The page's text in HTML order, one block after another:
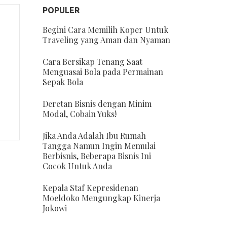
POPULER
Begini Cara Memilih Koper Untuk
Traveling yang Aman dan Nyaman
Cara Bersikap Tenang Saat
Menguasai Bola pada Permainan
Sepak Bola
Deretan Bisnis dengan Minim
Modal, Cobain Yuks!
Jika Anda Adalah Ibu Rumah
Tangga Namun Ingin Memulai
Berbisnis, Beberapa Bisnis Ini
Cocok Untuk Anda
Kepala Staf Kepresidenan
Moeldoko Mengungkap Kinerja
Jokowi